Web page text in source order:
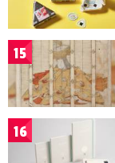
15
16